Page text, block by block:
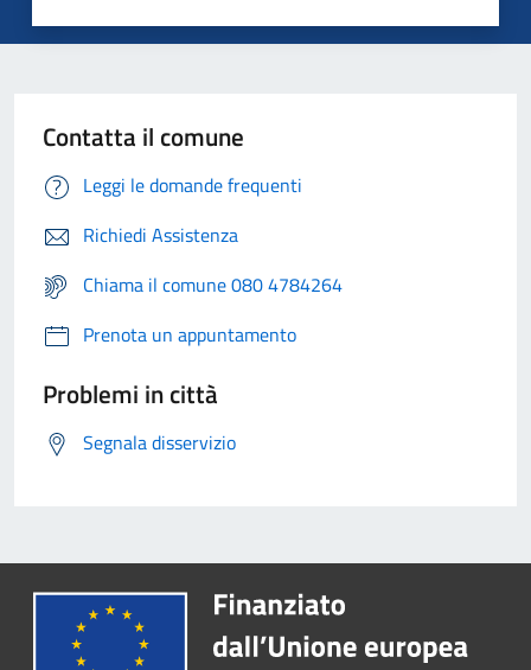
Contatta il comune
Leggi le domande frequenti
Richiedi Assistenza
Chiama il comune 080 4784264
Prenota un appuntamento
Problemi in città
Segnala disservizio